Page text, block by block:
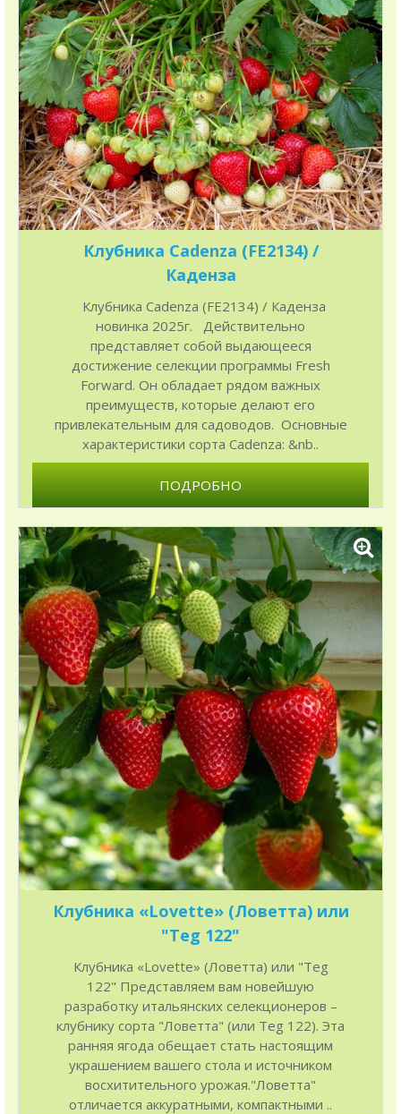
Клубника Cadenza (FE2134) /
Каденза
Клубника Cadenza (FE2134) / Каденза
новинка 2025г. Действительно
представляет собой выдающееся
достижение селекции программы Fresh
Forward. Он обладает рядом важных
преимуществ, которые делают его
привлекательным для садоводов. Основные
характеристики сорта Cadenza: &nb..
ПОДРОБНО
Клубника «Lovette» (Ловетта) или
"Teg 122"
Клубника «Lovette» (Ловетта) или "Teg
122" Представляем вам новейшую
разработку итальянских селекционеров –
клубнику сорта "Ловетта" (или Teg 122). Эта
ранняя ягода обещает стать настоящим
украшением вашего стола и источником
восхитительного урожая."Ловетта"
отличается аккуратными, компактными ..